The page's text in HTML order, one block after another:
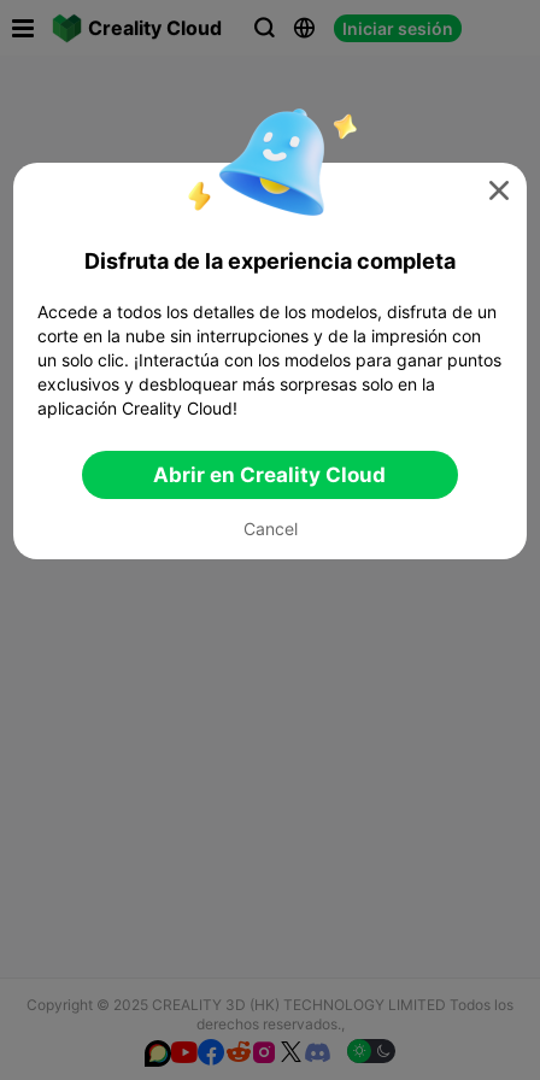
Creality Cloud   Iniciar sesión
Copyright © 2025 CREALITY 3D (HK) TECHNOLOGY LIMITED Todos los
derechos reservados.,
  

Disfruta de la experiencia completa
Accede a todos los detalles de los modelos, disfruta de un
corte en la nube sin interrupciones y de la impresión con
un solo clic. ¡Interactúa con los modelos para ganar puntos
exclusivos y desbloquear más sorpresas solo en la
aplicación Creality Cloud!
Abrir en Creality Cloud
Cancel